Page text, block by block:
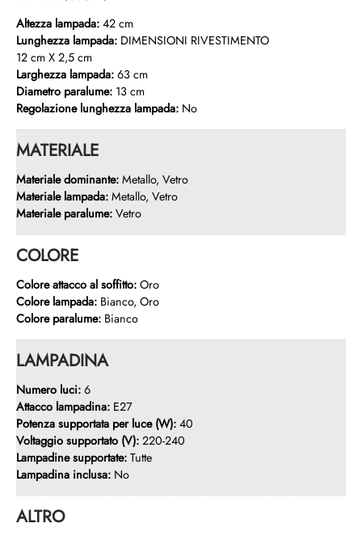
Altezza lampada: 42 cm
Lunghezza lampada: DIMENSIONI RIVESTIMENTO
12 cm X 2,5 cm
Larghezza lampada: 63 cm
Diametro paralume: 13 cm
Regolazione lunghezza lampada: No
MATERIALE
Materiale dominante: Metallo, Vetro
Materiale lampada: Metallo, Vetro
Materiale paralume: Vetro
COLORE
Colore attacco al soffitto: Oro
Colore lampada: Bianco, Oro
Colore paralume: Bianco
LAMPADINA
Numero luci: 6
Attacco lampadina: E27
Potenza supportata per luce (W): 40
Voltaggio supportato (V): 220-240
Lampadine supportate: Tutte
Lampadina inclusa: No
ALTRO